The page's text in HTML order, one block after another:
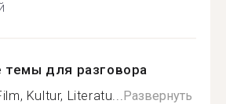
для разговора
Kultur, Literatu...Развернуть